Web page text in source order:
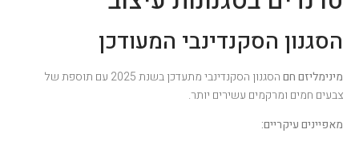
הסגנון הסקנדינבי המעודכן
מינימליזם חם
הסגנון הסקנדינבי מתעדכן בשנת 2025 עם תוספת של
צבעים חמים ומרקמים עשירים יותר.
מאפיינים עיקריים: